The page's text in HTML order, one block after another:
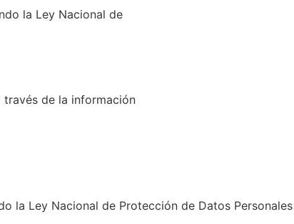
la Ley Nacional de
de la información
la Ley Nacional de Protección de Datos Personales